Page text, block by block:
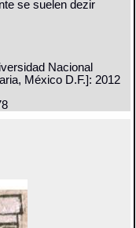
se suelen dezir
Nacional
México D.F.]: 2012